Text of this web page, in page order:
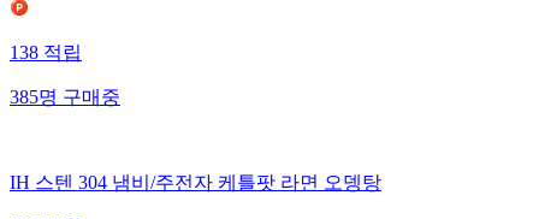
138적립
385명구매중
IH 스텐 304 냄비/주전자 케틀팟 라면 오뎅탕